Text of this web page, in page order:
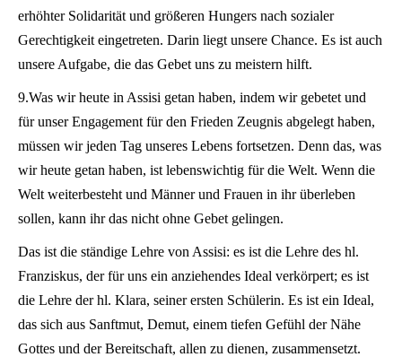
erhöhter Solidarität und größeren Hungers nach sozialer
Gerechtigkeit eingetreten. Darin liegt unsere Chance. Es ist auch
unsere Aufgabe, die das Gebet uns zu meistern hilft.
9.Was wir heute in Assisi getan haben, indem wir gebetet und
für unser Engagement für den Frieden Zeugnis abgelegt haben,
müssen wir jeden Tag unseres Lebens fortsetzen. Denn das, was
wir heute getan haben, ist lebenswichtig für die Welt. Wenn die
Welt weiterbesteht und Männer und Frauen in ihr überleben
sollen, kann ihr das nicht ohne Gebet gelingen.
Das ist die ständige Lehre von Assisi: es ist die Lehre des hl.
Franziskus, der für uns ein anziehendes Ideal verkörpert; es ist
die Lehre der hl. Klara, seiner ersten Schülerin. Es ist ein Ideal,
das sich aus Sanftmut, Demut, einem tiefen Gefühl der Nähe
Gottes und der Bereitschaft, allen zu dienen, zusammensetzt.